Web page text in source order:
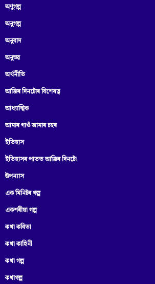
অণুগল্প
অনুগল্প
অনুবাদ
অনুভৱ
অৰ্থনীতি
আজিৰ দিনটোৰ বিশেষত্ব
আধ্যাত্মিক
আমাৰ গাওঁ আমাৰ চহৰ
ইতিহাস
ইতিহাসৰ পাতত আজিৰ দিনটো
উপন্যাস
এক মিনিটৰ গল্প
একশৰীয়া গল্প
কথা কবিতা
কথা কাহিনী
কথা গল্প
কথাগল্প